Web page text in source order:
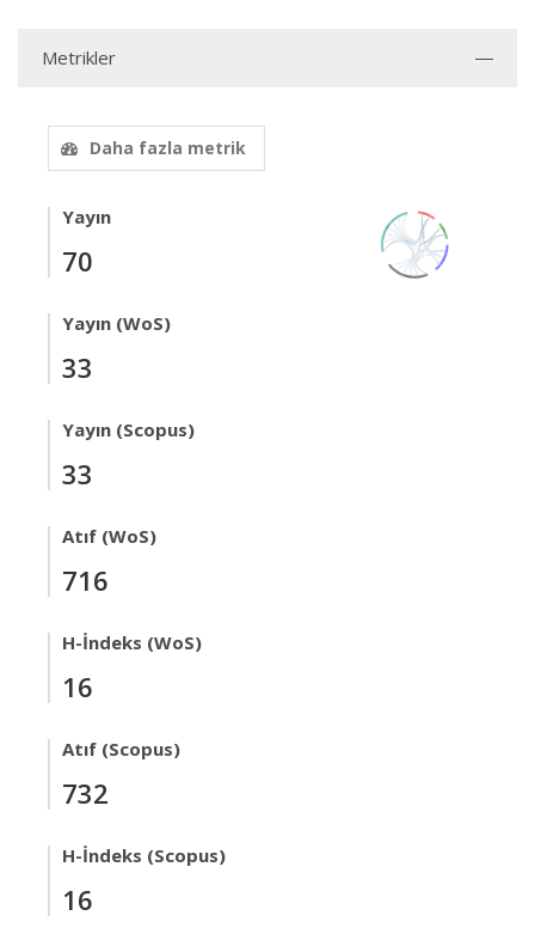
Metrikler
Daha fazla metrik
Yayın
70
Yayın (WoS)
33
Yayın (Scopus)
33
Atıf (WoS)
716
H-İndeks (WoS)
16
Atıf (Scopus)
732
H-İndeks (Scopus)
16